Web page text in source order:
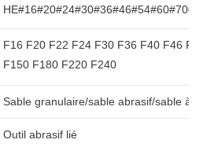
F16 F20 F22 F24 F30 F36 F40 F46 F54
F150 F180 F220 F240
Sable granulaire/sable abrasif/sable à
Outil abrasif lié